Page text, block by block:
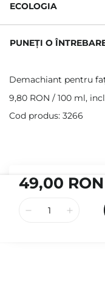
49,00 RON
ECOLOGIA
PUNEȚI O
Demachiant pentru
9,80 RON / 100 ml,
Cod produs: 3266